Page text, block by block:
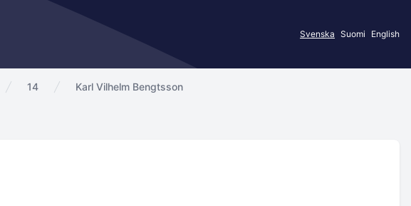
Svenska Suomi English
14 Karl Vilhelm Bengtsson